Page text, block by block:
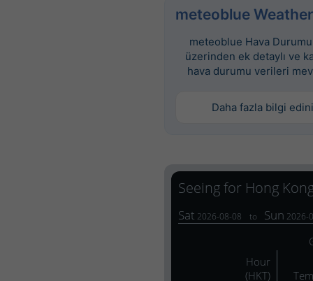
meteoblue
meteoblue Hava
üzerinden ek detaylı ve
hava durumu verileri
Daha fazla bilgi